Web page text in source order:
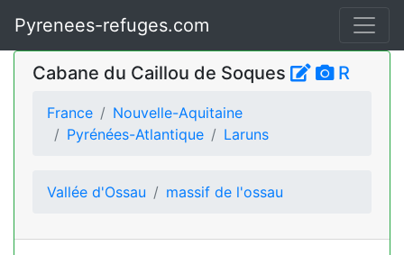
Pyrenees-refuges.com
Cabane du Caillou de Soques R
France
Nouvelle-Aquitaine
Pyrénées-Atlantique
Laruns
Vallée d'Ossau massif de l'ossau